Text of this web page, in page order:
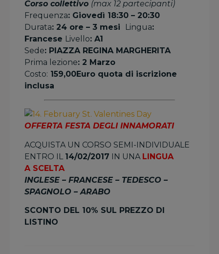
Corso collettivo (max 12 partecipanti)
Frequenza: Giovedì 18:30 – 20:30
Durata: 24 ore – 3 mesi Lingua:
Francese Livello: A1
Sede: PIAZZA REGINA MARGHERITA
Prima lezione: 2 Marzo
Costo: 159,00Euro quota di iscrizione
inclusa
OFFERTA FESTA DEGLI INNAMORATI
ACQUISTA UN CORSO SEMI-INDIVIDUALE
ENTRO IL 14/02/2017 IN UNA LINGUA
A SCELTA
INGLESE – FRANCESE – TEDESCO –
SPAGNOLO – ARABO
SCONTO DEL 10% SUL PREZZO DI
LISTINO